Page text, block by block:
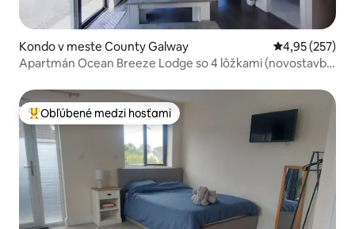
Kondo v meste County Galway Priemerné
4,95 (257)
Apartmán Ocean Breeze Lodge so 4 lôžkami (novostavba
Najobľúbenejšie medzi hosťami
Obľúbené medzi hosťami